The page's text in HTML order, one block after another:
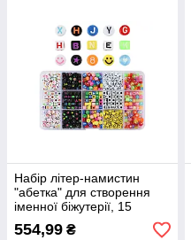
Набір літер-намистин
"абетка" для створення
іменної біжутерії, 15
осередків
554,99 ₴